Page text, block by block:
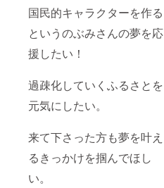
国民的キャラクターを作る
というのぶみさんの夢を応
援したい！
過疎化していくふるさとを
元気にしたい。
来て下さった方も夢を叶え
るきっかけを掴んでほし
い。